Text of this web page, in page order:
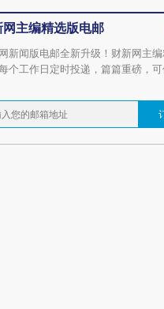
网主编精选版电邮
新闻版电邮全新升级！财新网主
个工作日定时投递，篇篇重磅，